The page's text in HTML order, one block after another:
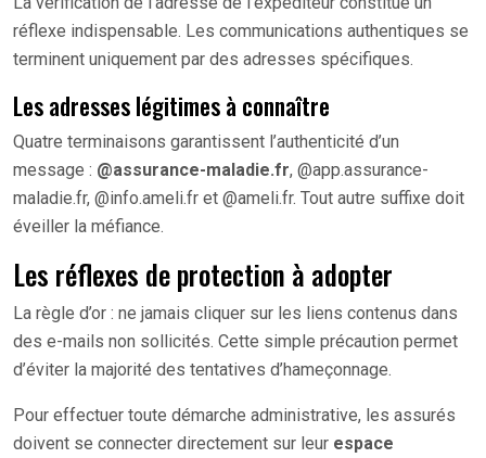
réflexe indispensable. Les communications authentiques se
terminent uniquement par des adresses spécifiques.
Les adresses légitimes à connaître
Quatre terminaisons garantissent l’authenticité d’un
message : @assurance-maladie.fr, @app.assurance-
maladie.fr, @info.ameli.fr et @ameli.fr. Tout autre suffixe doit
éveiller la méfiance.
Les réflexes de protection à adopter
La règle d’or : ne jamais cliquer sur les liens contenus dans
des e-mails non sollicités. Cette simple précaution permet
d’éviter la majorité des tentatives d’hameçonnage.
Pour effectuer toute démarche administrative, les assurés
doivent se connecter directement sur leur espace